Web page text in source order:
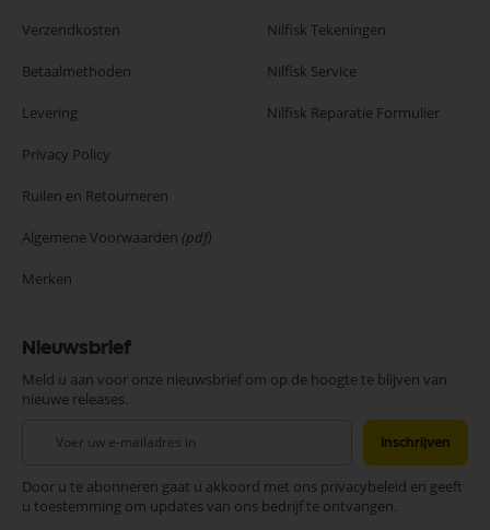
Verzendkosten
Betaalmethoden
Levering
Privacy Policy
Ruilen en Retourneren
Algemene Voorwaarden (pdf)
Merken
Nilfisk Tekeningen
Nilfisk Service
Nilfisk Reparatie Formulier
Nieuwsbrief
Meld u aan voor onze nieuwsbrief om op de hoogte te blijven van
nieuwe releases.
onze
nieuwsbrief
Inschrijven
Door u te abonneren gaat u akkoord met ons privacybeleid en geeft
u toestemming om updates van ons bedrijf te ontvangen.